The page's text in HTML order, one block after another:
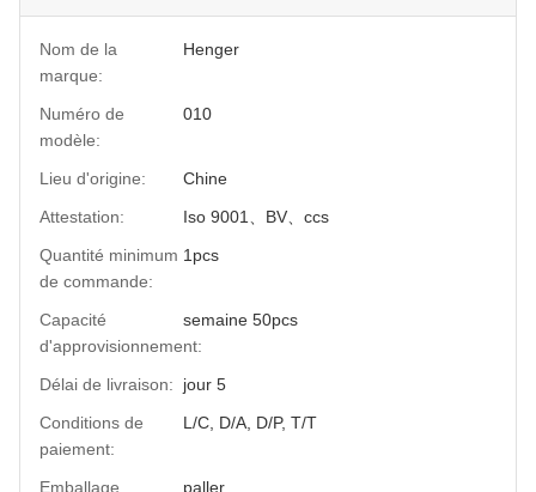
Nom de la
marque:
Henger
Numéro de
modèle:
010
Lieu d'origine:
Chine
Attestation:
Iso 9001、BV、ccs
Quantité minimum
de commande:
1pcs
Capacité
d'approvisionnement:
semaine 50pcs
Délai de livraison:
jour 5
Conditions de
paiement:
L/C, D/A, D/P, T/T
Emballage
paller